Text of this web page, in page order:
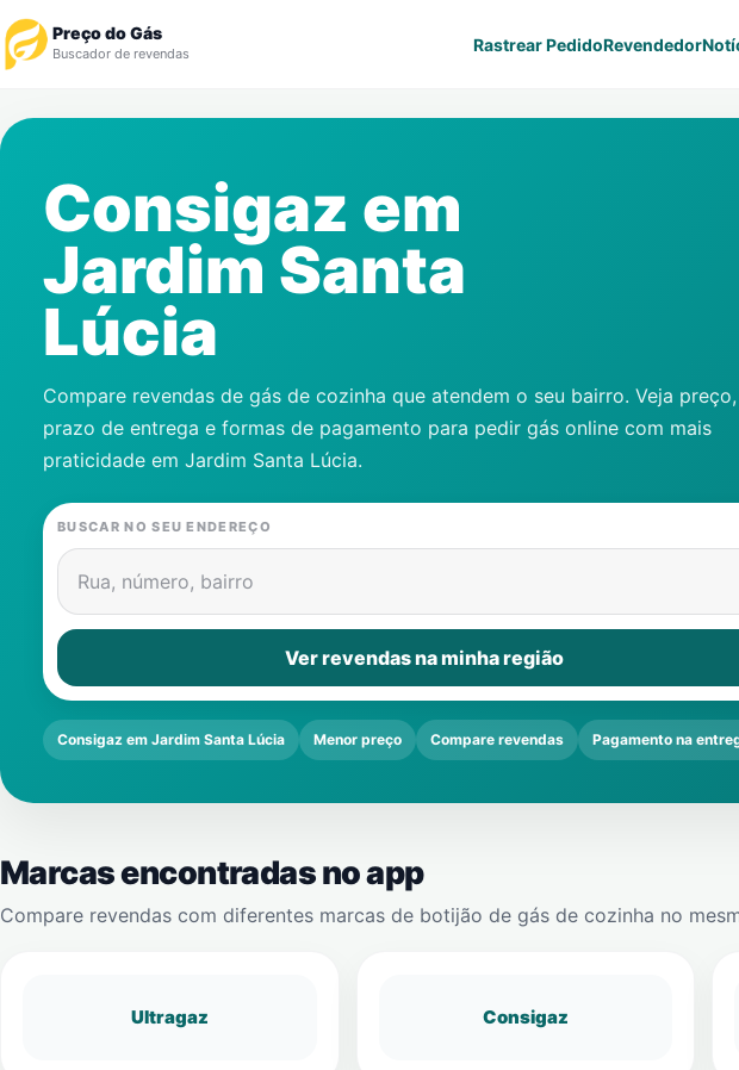
Preço do Gás
Buscador de revendas Rastrear PedidoRevendedor
Revendedor
Notícias
Cadastre-se
Contatos
Consigaz em
Jardim Santa
Lúcia
Compare revendas de gás de cozinha que atendem o seu bairro. Veja preço,
prazo de entrega e formas de pagamento para pedir gás online com mais
praticidade em Jardim Santa Lúcia.
BUSCAR NO SEU ENDEREÇO
Rua, número, bairro
Ver revendas na minha região
Consigaz em Jardim Santa Lúcia Menor preço Compare revendas Pagamento na
Marcas encontradas no app
Compare revendas com diferentes marcas de botijão de gás de cozinha no
Ultragaz Consigaz